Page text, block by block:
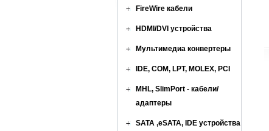
FireWire кабели
HDMI/DVI устройства
Мультимедиа конвертеры
IDE, COM, LPT, MOLEX, PCI
MHL, SlimPort - кабели/
адаптеры
SATA ,eSATA, IDE устройства